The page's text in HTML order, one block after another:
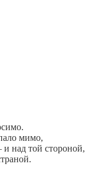
мимо,
над той стороной,